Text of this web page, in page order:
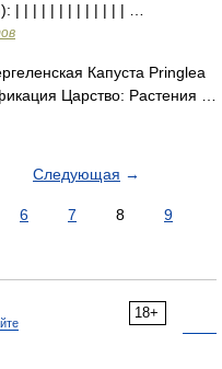
| | | | | | | | | | | | | …
Капуста Pringlea
Царство: Растения …
Следующая →
6 7 8
9
18+